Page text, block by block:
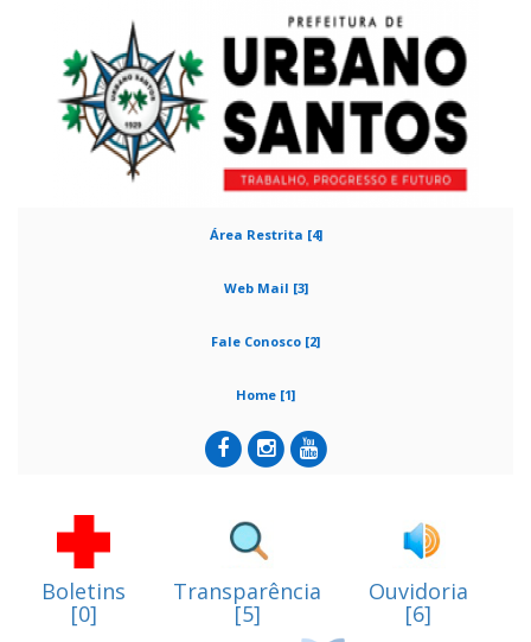
Área Restrita [4]
Web Mail [3]
Fale Conosco [2]
Home [1]
Boletins
[0]
Transparência
[5]
Ouvidoria
[6]